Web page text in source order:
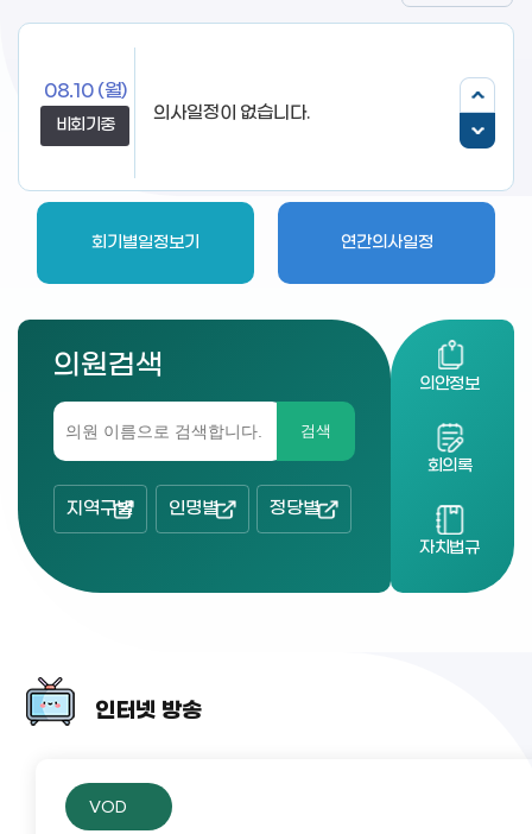
08.10 (월)
비회기중
회기별일정보기 연간의사일정
의원검색
검색
지역구별 인명별 정당별
의안정보
회의록
자치법규
인터넷 방송
VOD